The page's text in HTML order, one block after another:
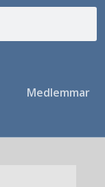
Medlemmar